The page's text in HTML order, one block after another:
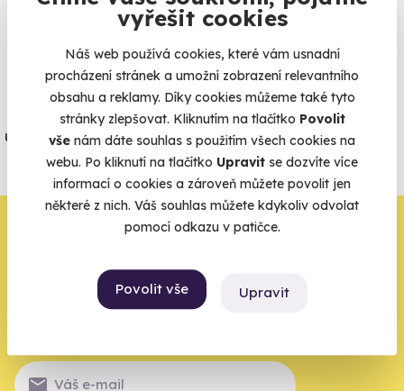
vyřešit cookies
Náš web používá cookies, které vám usnadní
procházení stránek a umožní zobrazení relevantního
obsahu a reklamy. Díky cookies můžeme také tyto
stránky zlepšovat. Kliknutím na tlačítko Povolit
vše nám dáte souhlas s použitím všech cookies na
webu. Po kliknutí na tlačítko Upravit se dozvíte více
informací o cookies a zároveň můžete povolit jen
některé z nich. Váš souhlas můžete kdykoliv odvolat
pomocí odkazu v patičce.
Povolit vše Upravit
Zobraz ohlasy
Vše umíme pojistit
Jeden nikdy neví. Máme nejvyšší
úrazové pojištění z nabídky zážitkových
agentur.
Vše o pojištění
Zbývá jeden krok,
zbytek zařídíme my
Váš e-mail je vstupenka do světa, kde se žije naplno. Pojďte